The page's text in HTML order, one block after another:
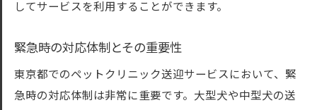
してサービスを利用することができます。
緊急時の対応体制とその重要性
東京都でのペットクリニック送迎サービスにおいて、緊
急時の対応体制は非常に重要です。大型犬や中型犬の送